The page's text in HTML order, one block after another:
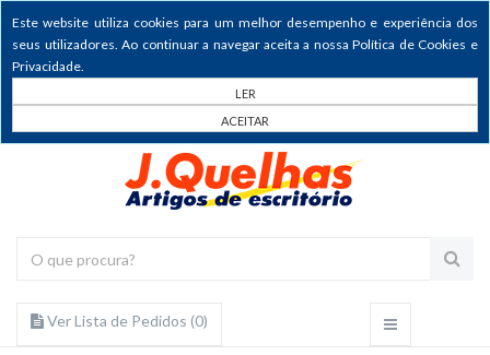
Este website utiliza cookies para um melhor desempenho e experiência dos
seus utilizadores. Ao continuar a navegar aceita a nossa Política de Cookies e
Privacidade.
LER
ACEITAR
Ver Lista de Pedidos (0)